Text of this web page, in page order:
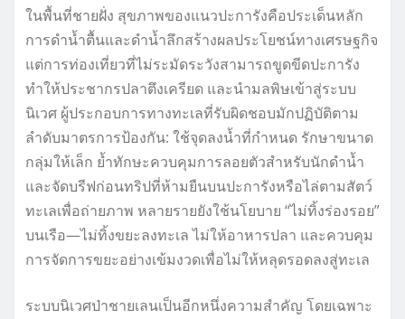
ในพื้นที่ชายฝั่ง สุขภาพของแนวปะการังคือประเด็นหลัก
การดำน้ำตื้นและดำน้ำลึกสร้างผลประโยชน์ทางเศรษฐกิจ
แต่การท่องเที่ยวที่ไม่ระมัดระวังสามารถขูดขีดปะการัง
ทำให้ประชากรปลาตึงเครียด และนำมลพิษเข้าสู่ระบบ
นิเวศ ผู้ประกอบการทางทะเลที่รับผิดชอบมักปฏิบัติตาม
ลำดับมาตรการป้องกัน: ใช้จุดลงน้ำที่กำหนด รักษาขนาด
กลุ่มให้เล็ก ย้ำทักษะควบคุมการลอยตัวสำหรับนักดำน้ำ
และจัดบรีฟก่อนทริปที่ห้ามยืนบนปะการังหรือไล่ตามสัตว์
ทะเลเพื่อถ่ายภาพ หลายรายยังใช้นโยบาย “ไม่ทิ้งร่องรอย”
บนเรือ—ไม่ทิ้งขยะลงทะเล ไม่ให้อาหารปลา และควบคุม
การจัดการขยะอย่างเข้มงวดเพื่อไม่ให้หลุดรอดลงสู่ทะเล
ระบบนิเวศป่าชายเลนเป็นอีกหนึ่งความสำคัญ โดยเฉพาะ